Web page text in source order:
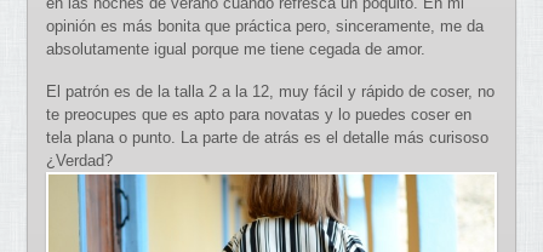
opinión es más bonita que práctica pero, sinceramente, me da
absolutamente igual porque me tiene cegada de amor.
El patrón es de la talla 2 a la 12, muy fácil y rápido de coser, no
te preocupes que es apto para novatas y lo puedes coser en
tela plana o punto. La parte de atrás es el detalle más curisoso
¿Verdad?